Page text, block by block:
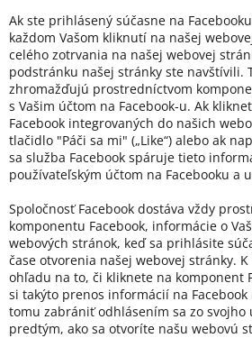
Ak ste prihlásený súčasne na
každom Vašom kliknutí na našej
celého zotrvania na našej webovej
podstránku našej stránky ste navštívili.
zhromažďujú prostredníctvom
s Vašim účtom na Facebook-u. Ak
Facebook integrovaných do našich
tlačidlo "Páči sa mi" („Like“) alebo ak
sa služba Facebook spáruje tieto
používateľským účtom na Facebooku a
Spoločnosť Facebook dostáva vždy
komponentu Facebook, informácie o
webových stránok, keď sa prihlásite
čase otvorenia našej webovej stránky.
ohľadu na to, či kliknete na komponent
si takýto prenos informácií na
tomu zabrániť odhlásením sa zo svojho
predtým, ako sa otvoríte našu webovú